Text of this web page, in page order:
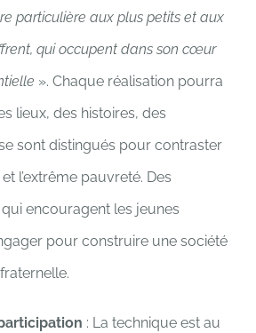
particulière aux plus petits et aux
qui occupent dans son cœur
». Chaque réalisation pourra
lieux, des histoires, des
sont distingués pour contraster
l’extrême pauvreté. Des
encouragent les jeunes
pour construire une société
: La technique est au